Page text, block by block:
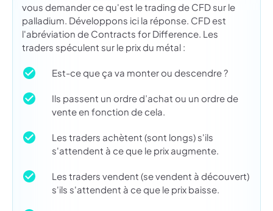
vous demander ce qu'est le trading de CFD sur le
palladium. Développons ici la réponse. CFD est
l'abréviation de Contracts for Difference. Les
traders spéculent sur le prix du métal :
Est-ce que ça va monter ou descendre ?
Ils passent un ordre d’achat ou un ordre de
vente en fonction de cela.
Les traders achètent (sont longs) s'ils
s'attendent à ce que le prix augmente.
Les traders vendent (se vendent à découvert)
s'ils s'attendent à ce que le prix baisse.